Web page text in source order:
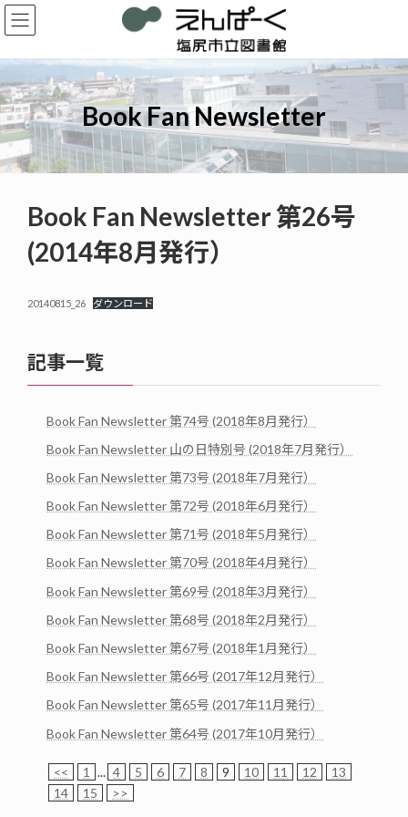
コ
ン
ン
ツ
へ
ス
キ
ッ
プ
ナ
ビ
ー
シ
ョ
ン
に
移
動
Book Fan Newsletter
Book Fan Newsletter 第26号
(2014年8月発行）
20140815_26 ダウンロード
記事一覧
Book Fan Newsletter 第74号 (2018年8月発行）
Book Fan Newsletter 山の日特別号 (2018年7月発行）
Book Fan Newsletter 第73号 (2018年7月発行）
Book Fan Newsletter 第72号 (2018年6月発行）
Book Fan Newsletter 第71号 (2018年5月発行）
Book Fan Newsletter 第70号 (2018年4月発行）
Book Fan Newsletter 第69号 (2018年3月発行）
Book Fan Newsletter 第68号 (2018年2月発行）
Book Fan Newsletter 第67号 (2018年1月発行）
Book Fan Newsletter 第66号 (2017年12月発行）
Book Fan Newsletter 第65号 (2017年11月発行）
Book Fan Newsletter 第64号 (2017年10月発行）
<< 1 ... 4 5 6 7 8 9 10 11 12
13
14
15 >>